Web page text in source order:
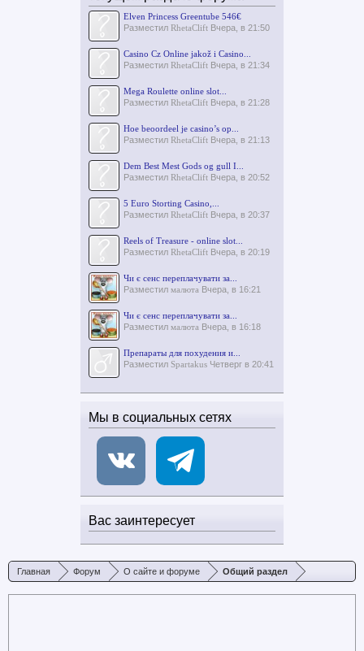
Elven Princess Greentube 546€
Разместил RhetaClift Вчера, в 21:50
Casino Cz Online jakož i Casino...
Разместил RhetaClift Вчера, в 21:34
Mega Roulette online slot...
Разместил RhetaClift Вчера, в 21:28
Hoe beoordeel je casino’s op...
Разместил RhetaClift Вчера, в 21:13
Dem Best Mest Gods og gull I...
Разместил RhetaClift Вчера, в 20:52
5 Euro Storting Casino,...
Разместил RhetaClift Вчера, в 20:37
Reels of Treasure - online slot...
Разместил RhetaClift Вчера, в 20:19
Чи є сенс переплачувати за...
Разместил малюта Вчера, в 16:21
Чи є сенс переплачувати за...
Разместил малюта Вчера, в 16:18
Препараты для похудения и...
Разместил Spartakus Четверг в 20:41
Мы в социальных сетях
Вас заинтересует
Главная Форум О сайте и форуме Общий раздел